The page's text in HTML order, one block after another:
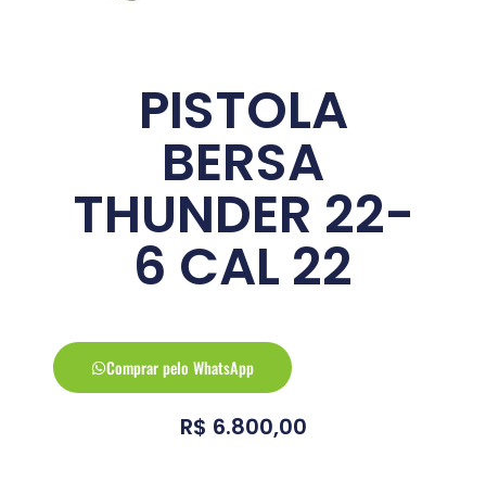
PISTOLA
BERSA
THUNDER 22-
6 CAL 22
Comprar pelo WhatsApp
R$ 6.800,00